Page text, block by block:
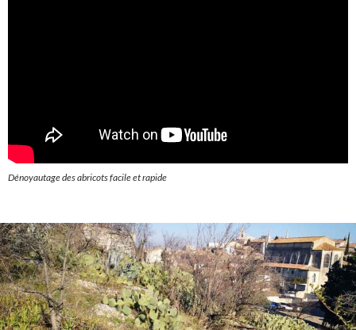
Dénoyautage des abricots facile et rapide